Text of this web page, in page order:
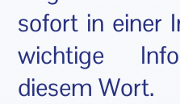
sofort in einer
wichtige
diesem Wort.